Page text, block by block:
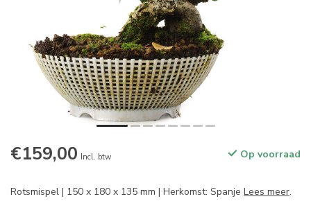
€159,00 Incl. btw Op voorraad
Rotsmispel | 150 x 180 x 135 mm | Herkomst: Spanje Lees meer.